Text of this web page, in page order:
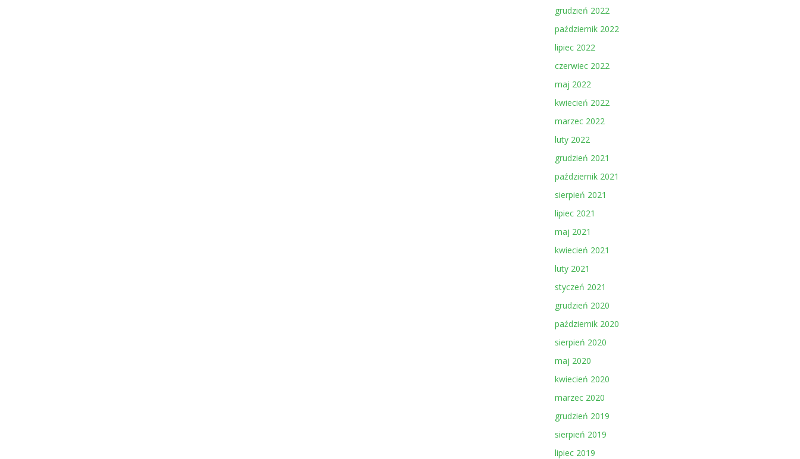
grudzień 2022
październik 2022
lipiec 2022
czerwiec 2022
maj 2022
kwiecień 2022
marzec 2022
luty 2022
grudzień 2021
październik 2021
sierpień 2021
lipiec 2021
maj 2021
kwiecień 2021
luty 2021
styczeń 2021
grudzień 2020
październik 2020
sierpień 2020
maj 2020
kwiecień 2020
marzec 2020
grudzień 2019
sierpień 2019
lipiec 2019